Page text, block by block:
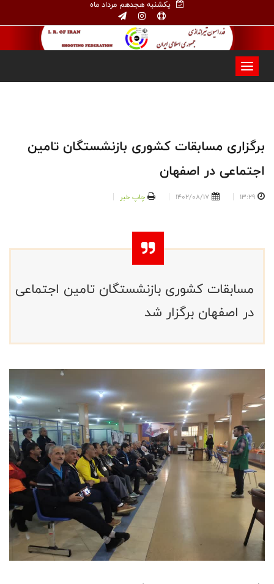
یکشنبه هجدهم مرداد ماه
برگزاری مسابقات کشوری بازنشستگان تامین
اجتماعی در اصفهان
13:29
1402/08/17 چاپ خبر
مسابقات کشوری بازنشستگان تامین اجتماعی
در اصفهان برگزار شد